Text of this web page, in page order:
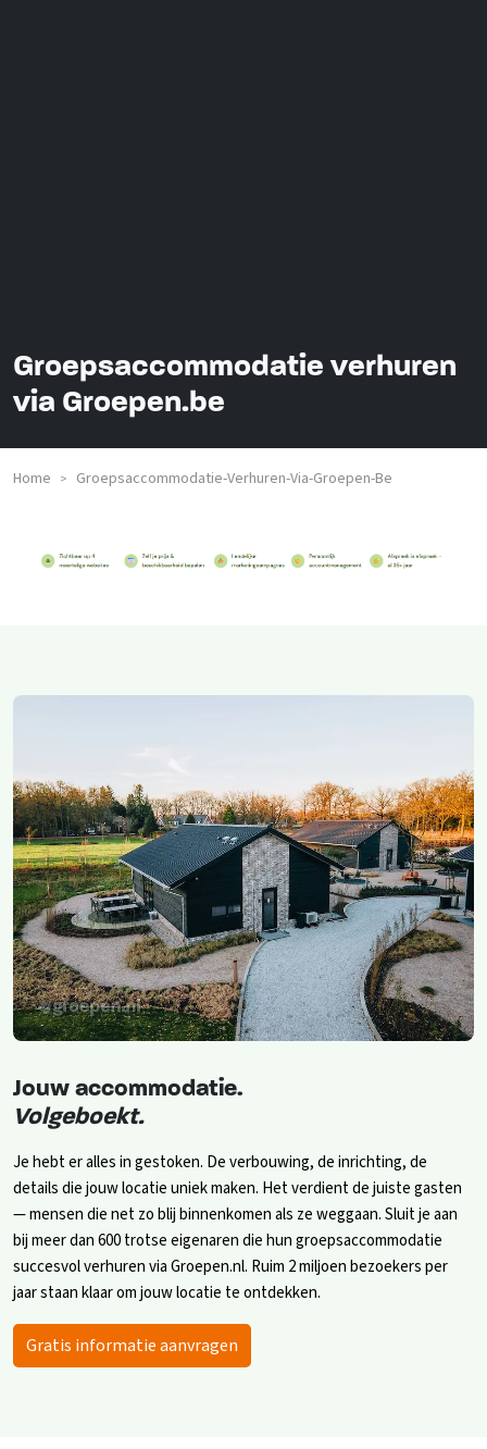
Groepsaccommodatie verhuren
via Groepen.be
Home > Groepsaccommodatie-Verhuren-Via-Groepen-Be
Jouw accommodatie.
Volgeboekt.
Je hebt er alles in gestoken. De verbouwing, de inrichting, de
details die jouw locatie uniek maken. Het verdient de juiste gasten
— mensen die net zo blij binnenkomen als ze weggaan. Sluit je aan
bij meer dan 600 trotse eigenaren die hun groepsaccommodatie
succesvol verhuren via Groepen.nl. Ruim 2 miljoen bezoekers per
jaar staan klaar om jouw locatie te ontdekken.
Gratis informatie aanvragen